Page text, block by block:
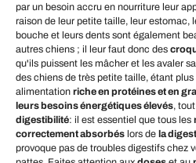
par un besoin accru en nourriture leur
raison de leur petite taille, leur estomac,
bouche et leurs dents sont également
autres chiens ; il leur faut donc des
qu'ils puissent les mâcher et les avaler
des chiens de très petite taille, étant
alimentation riche en protéines et en
leurs besoins énergétiques élevés,
digestibilité: il est essentiel que tous les
correctement absorbés lors de la
provoque pas de troubles digestifs chez